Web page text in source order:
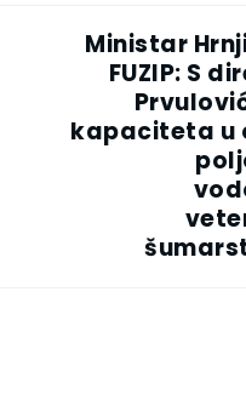
Ministar
FUZIP: S
kapaciteta u